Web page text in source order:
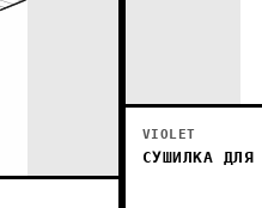
VIOLET
СУШИЛКА